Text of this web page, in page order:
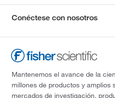
Conéctese con nosotros
Mantenemos el avance de la
millones de productos y amplios
mercados de investigación,